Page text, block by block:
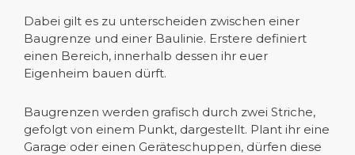
Dabei gilt es zu unterscheiden zwischen einer
Baugrenze und einer Baulinie. Erstere definiert
einen Bereich, innerhalb dessen ihr euer
Eigenheim bauen dürft.
Baugrenzen werden grafisch durch zwei Striche,
gefolgt von einem Punkt, dargestellt. Plant ihr eine
Garage oder einen Geräteschuppen, dürfen diese